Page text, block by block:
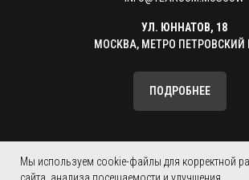
Мы используем cookie-файлы для корректной
УЛ. ЮННАТОВ, 18
МОСКВА, МЕТРО ПЕТРОВСКИЙ
ПОДРОБНЕЕ
КАТАЛОГ ТОВАРОВ